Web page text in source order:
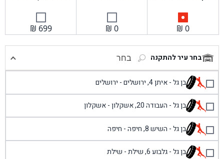
₪ 0
₪ 0
₪ 699
בחר עיר להתקנה בחר
בן גל - איתן 4, ירושלים - ירושלים
בן גל - העבודה 20, אשקלון - אשקלון
בן גל - השיש 8, חיפה - חיפה
בן גל - גלבוע 6, שילת - שילת